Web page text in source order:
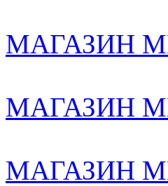
МАГАЗИН
МАГАЗИН
МАГАЗИН